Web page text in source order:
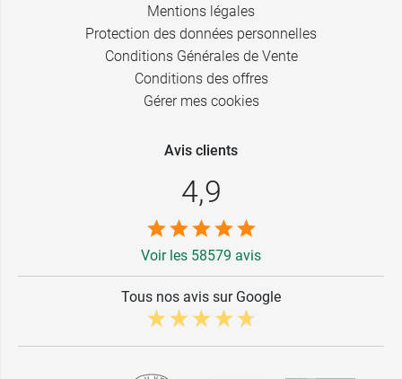
Mentions légales
Protection des données personnelles
Conditions Générales de Vente
Conditions des offres
Gérer mes cookies
Avis clients
4,9
Voir les 58579 avis
Tous nos avis sur Google